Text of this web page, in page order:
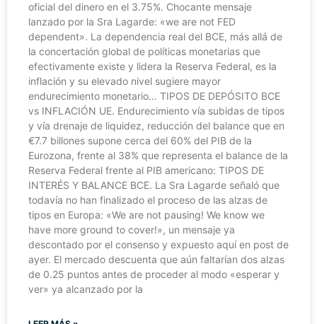
oficial del dinero en el 3.75%. Chocante mensaje
lanzado por la Sra Lagarde: «we are not FED
dependent». La dependencia real del BCE, más allá de
la concertación global de políticas monetarias que
efectivamente existe y lidera la Reserva Federal, es la
inflación y su elevado nivel sugiere mayor
endurecimiento monetario… TIPOS DE DEPÓSITO BCE
vs INFLACIÓN UE. Endurecimiento vía subidas de tipos
y vía drenaje de liquidez, reducción del balance que en
€7.7 billones supone cerca del 60% del PIB de la
Eurozona, frente al 38% que representa el balance de la
Reserva Federal frente al PIB americano: TIPOS DE
INTERÉS Y BALANCE BCE. La Sra Lagarde señaló que
todavía no han finalizado el proceso de las alzas de
tipos en Europa: «We are not pausing! We know we
have more ground to cover!», un mensaje ya
descontado por el consenso y expuesto aquí en post de
ayer. El mercado descuenta que aún faltarían dos alzas
de 0.25 puntos antes de proceder al modo «esperar y
ver» ya alcanzado por la